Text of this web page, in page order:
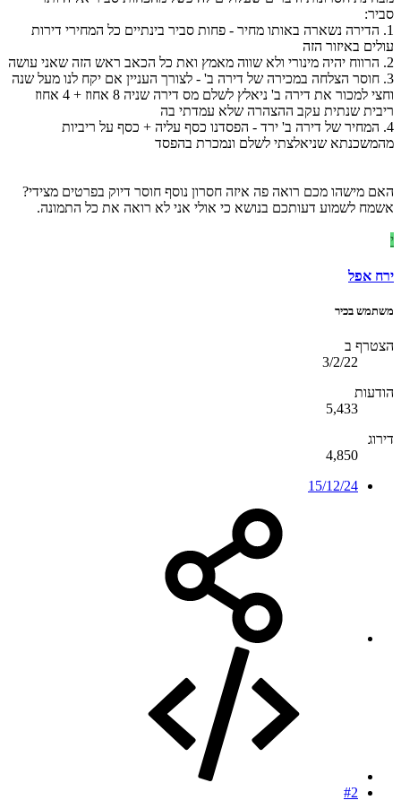
סביר:
1. הדירה נשארה באותו מחיר - פחות סביר בינתיים כל המחירי דירות
עולים באיזור הזה
2. הרווח יהיה מינורי ולא שווה מאמץ ואת כל הכאב ראש הזה שאני עושה
3. חוסר הצלחה במכירה של דירה ב' - לצורך העניין אם יקח לנו מעל שנה
וחצי למכור את דירה ב' ניאלץ לשלם מס דירה שניה 8 אחוז + 4 אחוז
ריבית שנתית עקב ההצהרה שלא עמדתי בה
4. המחיר של דירה ב' ירד - הפסדנו כסף עליה + כסף על ריביות
מהמשכנתא שניאלצתי לשלם ונמכרת בהפסד
האם מישהו מכם רואה פה איזה חסרון נוסף חוסר דיוק בפרטים מצידי?
אשמח לשמוע דעותכם בנושא כי אולי אני לא רואה את כל התמונה.
י
ירח אפל
משתמש בכיר
הצטרף ב
3/2/22
הודעות
5,433
דירוג
4,850
15/12/24
#2